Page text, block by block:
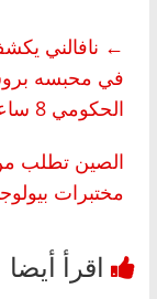
← نافالني
في محبسه
الحكومي 8 ساعات يوميا
الصين تطلب
مختبرات